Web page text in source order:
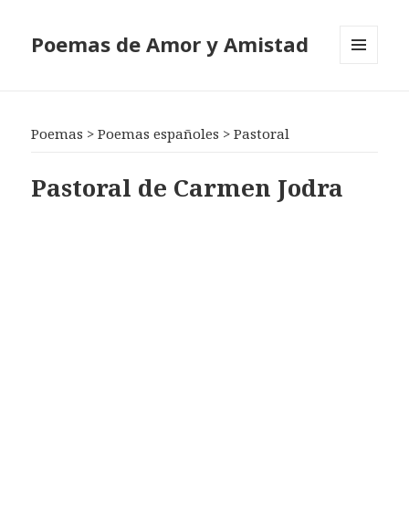
Poemas de Amor y Amistad
Poemas >Poemas españoles >Pastoral
Pastoral de Carmen Jodra